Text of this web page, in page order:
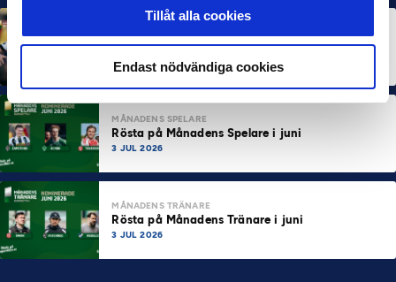
Tillåt alla cookies
Endast nödvändiga cookies
Dubbla Landskrona-priser när juni summeras
10 JUL 2026
MÅNADENS SPELARE
Rösta på Månadens Spelare i juni
3 JUL 2026
MÅNADENS TRÄNARE
Rösta på Månadens Tränare i juni
3 JUL 2026